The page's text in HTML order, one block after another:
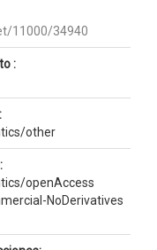
11000/34940
:
other
openAccess
NoDerivatives